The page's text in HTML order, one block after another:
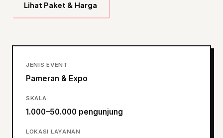
Lihat Paket & Harga
JENIS EVENT
Pameran & Expo
SKALA
1.000–50.000 pengunjung
LOKASI LAYANAN